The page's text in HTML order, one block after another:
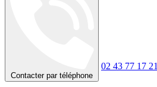
Contacter par téléphone
02 43 77 17 21